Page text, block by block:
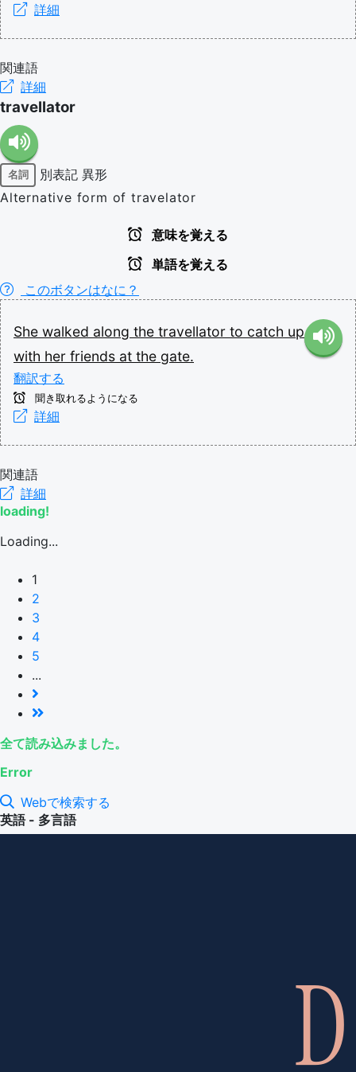
詳細
関連語
詳細
travellator
名詞 別表記 異形
Alternative form of travelator
意味を覚える
単語を覚える
このボタンはなに？
She walked along the travellator to catch up
with her friends at the gate.
翻訳する
聞き取れるようになる
詳細
関連語
詳細
loading!
Loading...
1
2
3
4
5
...
全て読み込みました。
Error
Webで検索する
英語 - 多言語